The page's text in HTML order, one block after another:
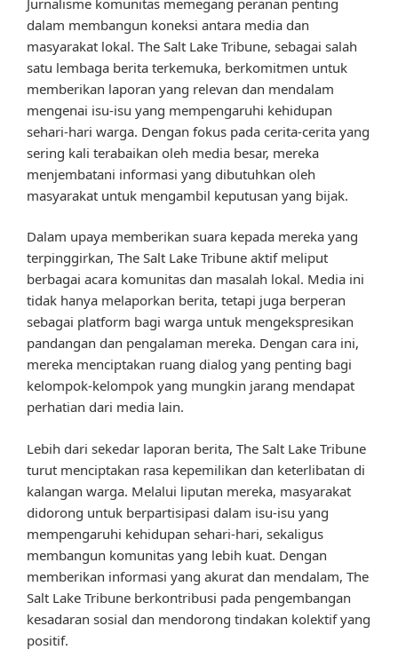
dalam membangun koneksi antara media dan
masyarakat lokal. The Salt Lake Tribune, sebagai salah
satu lembaga berita terkemuka, berkomitmen untuk
memberikan laporan yang relevan dan mendalam
mengenai isu-isu yang mempengaruhi kehidupan
sehari-hari warga. Dengan fokus pada cerita-cerita yang
sering kali terabaikan oleh media besar, mereka
menjembatani informasi yang dibutuhkan oleh
masyarakat untuk mengambil keputusan yang bijak.
Dalam upaya memberikan suara kepada mereka yang
terpinggirkan, The Salt Lake Tribune aktif meliput
berbagai acara komunitas dan masalah lokal. Media ini
tidak hanya melaporkan berita, tetapi juga berperan
sebagai platform bagi warga untuk mengekspresikan
pandangan dan pengalaman mereka. Dengan cara ini,
mereka menciptakan ruang dialog yang penting bagi
kelompok-kelompok yang mungkin jarang mendapat
perhatian dari media lain.
Lebih dari sekedar laporan berita, The Salt Lake Tribune
turut menciptakan rasa kepemilikan dan keterlibatan di
kalangan warga. Melalui liputan mereka, masyarakat
didorong untuk berpartisipasi dalam isu-isu yang
mempengaruhi kehidupan sehari-hari, sekaligus
membangun komunitas yang lebih kuat. Dengan
memberikan informasi yang akurat dan mendalam, The
Salt Lake Tribune berkontribusi pada pengembangan
kesadaran sosial dan mendorong tindakan kolektif yang
positif.